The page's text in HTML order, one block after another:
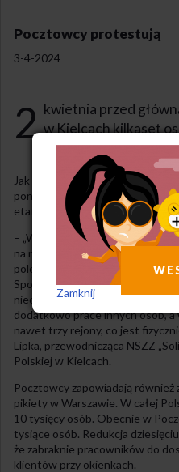
Pocztowcy protestują
3-4-2024
2 kwietnia przed
w Kielcach kilkaset
przeciwko
Jak informuje portal emkielce.pl,
ponad 200 osób. Protestujący
etatów przyczyni się do utraty
– „Walczymy o swoje miejsca
na redukcję etatów ma być m.in.
polegający na nieprzedłużaniu
Spowoduje to jednak, że
nieokreślony, będą musieli
dodatkowo prace innych osób,
nawet trzy rejony, co jest
Lipka, przewodnicząca NSZZ
Polskiej w Kielcach.
Pocztowcy zapowiadają
pikiety w Warszawie. W całej
10 tysięcy osób. Obecnie w
tysiące osób. Redukcja
że zabraknie pracowników do
klientów przy okienkach.
Zamknij